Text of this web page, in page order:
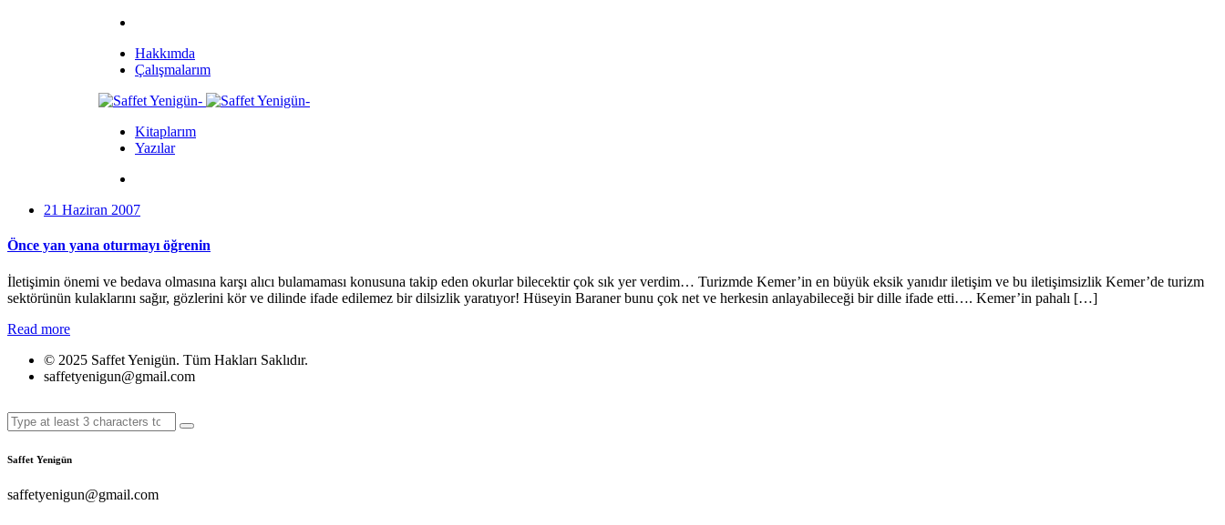
Hakkımda
Çalışmalarım
Kitaplarım
Yazılar
21 Haziran 2007
Önce yan yana oturmayı öğrenin
İletişimin önemi ve bedava olmasına karşı alıcı bulamaması konusuna takip eden okurlar bilecektir çok sık yer verdim… Turizmde Kemer’in en büyük eksik yanıdır iletişim ve bu iletişimsizlik Kemer’de turizm
sektörünün kulaklarını sağır, gözlerini kör ve dilinde ifade edilemez bir dilsizlik yaratıyor! Hüseyin Baraner bunu çok net ve herkesin anlayabileceği bir dille ifade etti…. Kemer’in pahalı […]
Read more
© 2025 Saffet Yenigün. Tüm Hakları Saklıdır.
saffetyenigun@gmail.com
Saffet Yenigün
saffetyenigun@gmail.com